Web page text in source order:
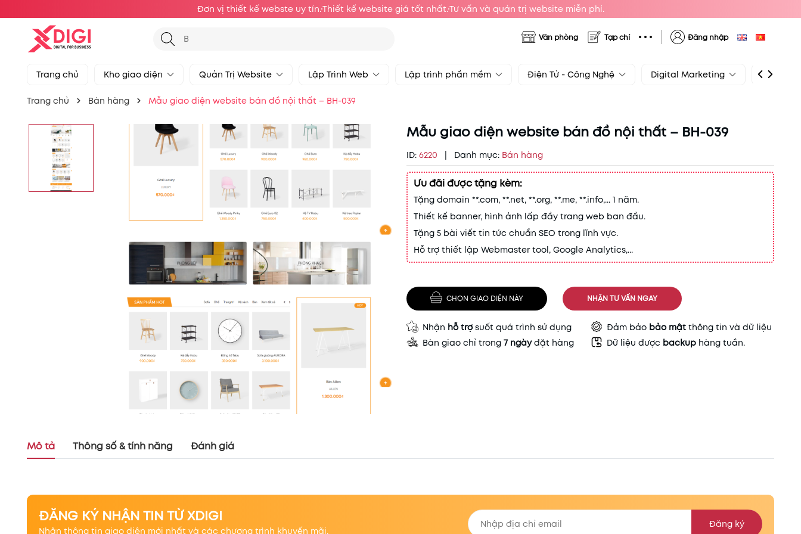
Đơn vị thiết kế webste uy tín.Thiết kế website giá tốt nhất.Tư vấn và quản trị website miễn phí.
Văn phòng Tạp chí Đăng nhập
Trang chủ Kho giao diện Quản Trị Website Lập Trình Web Lập trình phần mềm Điện Tử - Công Nghệ Digital Marketing Kinh
Trang chủ Bán hàng Mẫu giao diện website bán đồ nội thất – BH-039
Mẫu giao diện website bán đồ nội thất – BH-039
ID: 6220 Danh mục: Bán hàng
Ưu đãi được tặng kèm:
Tặng domain **.com, **.net, **.org, **.me, **.info,... 1 năm.
Thiết kế banner, hình ảnh lấp đầy trang web ban đầu.
Tặng 5 bài viết tin tức chuẩn SEO trong lĩnh vực.
Hỗ trợ thiết lập Webmaster tool, Google Analytics,...
CHỌN GIAO DIỆN NÀY NHẬN TƯ VẤN NGAY
Nhận hỗ trợsuốt quá trình sử dụng Đảm bảo bảo mật thông tin và dữ liệu
Bàn giao chỉ trong 7 ngàyđặt hàng Dữ liệu được backup hàng tuần.
Mô tả Thông số & tính năng Đánh giá
ĐĂNG KÝ NHẬN TIN TỪ XDIGI
Nhận thông tin giao diện mới nhất và các chương trình khuyến mãi.
Đăng ký